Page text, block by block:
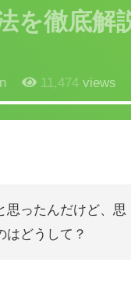
を徹底解
11,474 views
思ったんだけど、思
はどうして？